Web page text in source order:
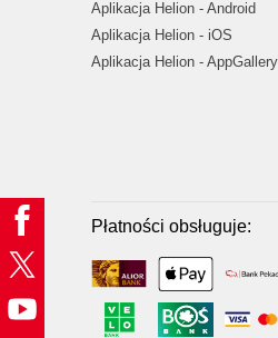
Aplikacja Helion - Android
Aplikacja Helion - iOS
Aplikacja Helion - AppGallery
Płatności obsługuje: